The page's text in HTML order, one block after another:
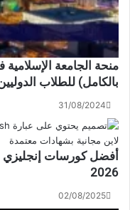
بالكامل) للطلاب
31/08/2024
أفضل كورسات إنجليزي
2026
02/08/2025